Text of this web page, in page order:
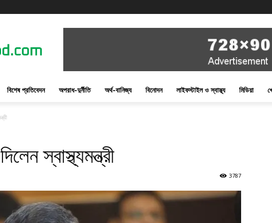
বিশেষ প্রতিবেদন অপরাধ-দুর্নীতি অর্থ-বানিজ্য বিনোদন লাইফস্টাইল ও স্বাস্থ্য মিডিয়া
স্বাস্থ্যমন্ত্রী
3787